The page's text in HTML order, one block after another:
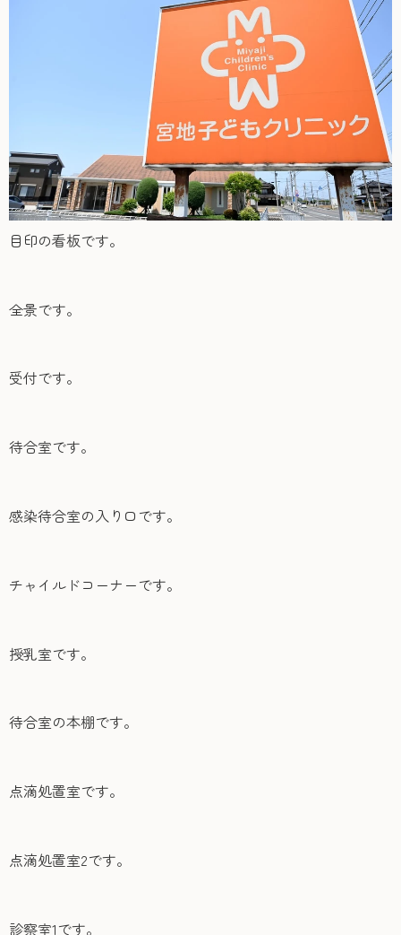
目印の看板です。
全景です。
受付です。
待合室です。
感染待合室の入り口です。
チャイルドコーナーです。
授乳室です。
待合室の本棚です。
点滴処置室です。
点滴処置室2です。
診察室1です。